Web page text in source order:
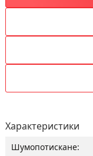
Характеристики
Шумопотискане: